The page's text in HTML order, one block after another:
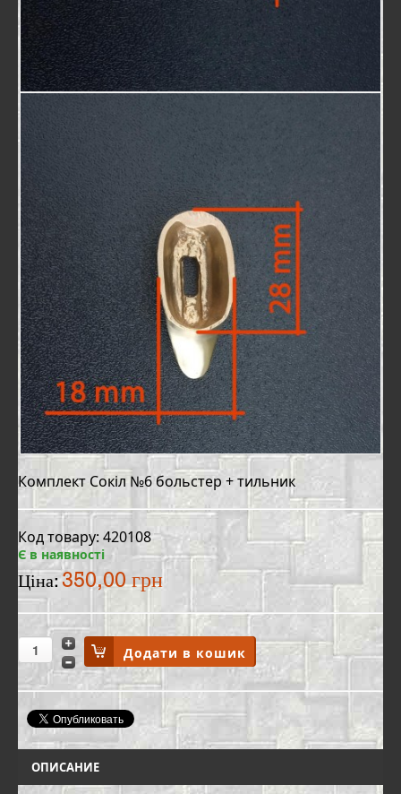
Комплект Сокіл №6 больстер + тильник
Код товару: 420108
Є в наявності
Ціна: 350,00 грн
ОПИСАНИЕ